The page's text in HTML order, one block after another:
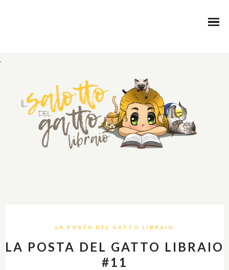
.
LA POSTA DEL GATTO LIBRAIO
LA POSTA DEL GATTO LIBRAIO
#11